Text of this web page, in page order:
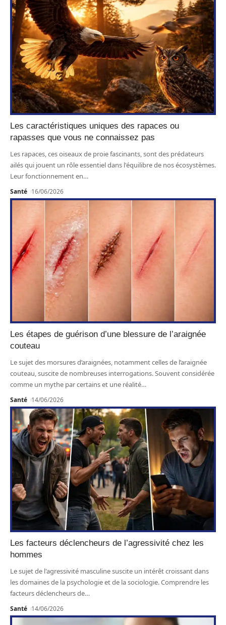
Les caractéristiques uniques des rapaces ou
rapasses que vous ne connaissez pas
Les rapaces, ces oiseaux de proie fascinants, sont des prédateurs
ailés qui jouent un rôle essentiel dans l'équilibre de nos écosystèmes.
Leur fonctionnement en…
Santé 16/06/2026
Les étapes de guérison d’une blessure de l’araignée
couteau
Le sujet des morsures d’araignées, notamment celles de l’araignée
couteau, suscite de nombreuses interrogations. Souvent considérée
comme un mythe par certains et une réalité…
Santé 14/06/2026
Les facteurs déclencheurs de l’agressivité chez les
hommes
Le sujet de l'agressivité masculine suscite un intérêt croissant dans
les domaines de la psychologie et de la sociologie. Comprendre les
facteurs déclencheurs de…
Santé 14/06/2026